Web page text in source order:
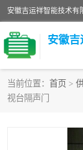
安徽吉
当前位置： 首页 >
视台隔声门
保温门